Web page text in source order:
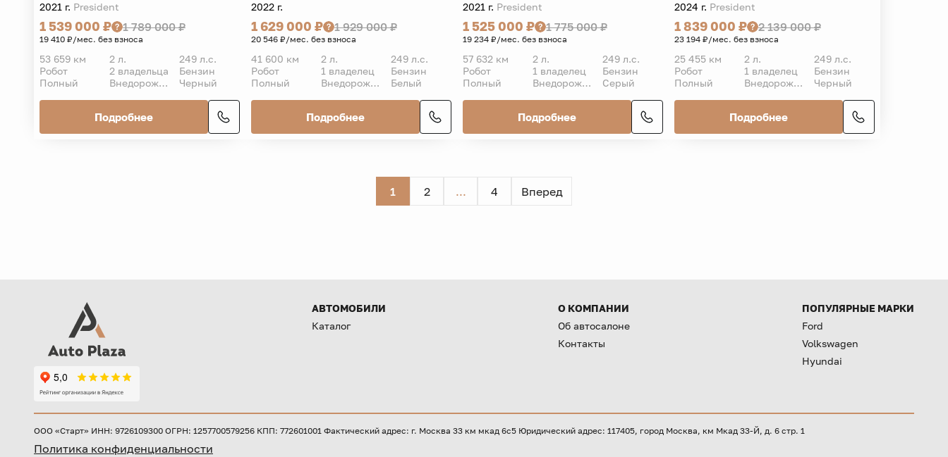
2021 г. President
1 539 000 ₽ 1 789 000 ₽
19 410 ₽/мес. без взноса
53 659 км 2 л.
249 л.с.
Робот
2 владельца
Бензин
Полный
Внедорожник 5 дв. Черный
Подробнее
2022 г.
1 629 000 ₽ 1 929 000 ₽
20 546 ₽/мес. без взноса
41 600 км 2 л.
249 л.с.
Робот
1 владелец
Бензин
Полный
Внедорожник 5 дв. Белый
Подробнее
2021 г. President
1 525 000 ₽ 1 775 000 ₽
19 234 ₽/мес. без взноса
57 632 км 2 л.
249 л.с.
Робот
1 владелец
Бензин
Полный
Внедорожник 5 дв. Серый
Подробнее
2024 г. President
1 839 000 ₽ 2 139 000 ₽
23 194 ₽/мес. без взноса
25 455 км 2 л.
249 л.с.
Робот
1 владелец
Бензин
Полный
Внедорожник 5 дв. Черный
Подробнее
1 2 ... 4 Вперед
АВТОМОБИЛИ
Каталог
О КОМПАНИИ
Об автосалоне
Контакты
ПОПУЛЯРНЫЕ МАРКИ
Ford
Volkswagen
Hyundai
ООО «Старт» ИНН: 9726109300 ОГРН: 1257700579256 КПП: 772601001 Фактический адрес: г. Москва 33 км мкад 6с5 Юридический адрес: 117405, город Москва, км Мкад 33-Й, д. 6 стр. 1
Политика конфиденциальности